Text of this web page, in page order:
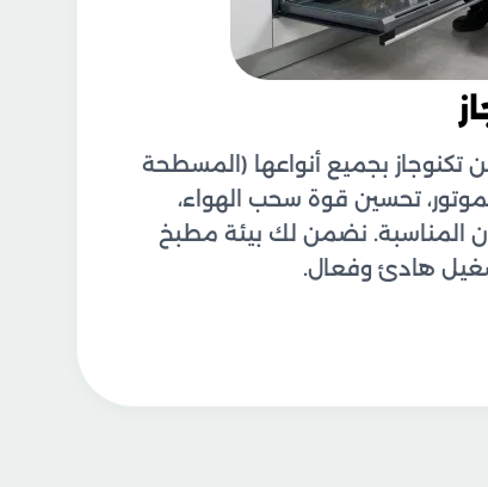
تكنوجاز بجميع أنواعها (المسطحة
تحسين قوة سحب الهواء،
المناسبة. نضمن لك بيئة مطبخ
هادئ وفعال.